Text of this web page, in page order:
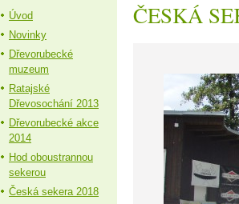
ČESKÁ
Úvod
Novinky
Dřevorubecké
muzeum
Ratajské
Dřevosochání 2013
Dřevorubecké akce
2014
Hod oboustrannou
sekerou
Česká sekera 2018